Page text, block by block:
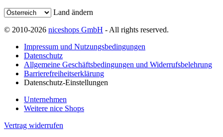
Land ändern
© 2010-2026 niceshops GmbH - All rights reserved.
Impressum und Nutzungsbedingungen
Datenschutz
Allgemeine Geschäftsbedingungen und Widerrufsbelehrung
Barrierefreiheitserklärung
Datenschutz-Einstellungen
Unternehmen
Weitere nice Shops
Vertrag widerrufen